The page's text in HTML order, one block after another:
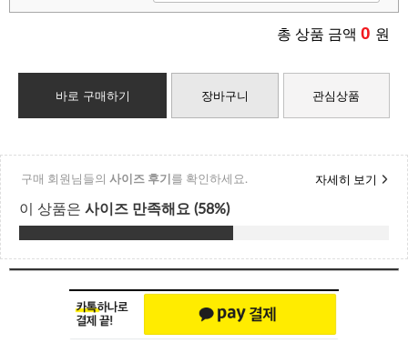
총 상품 금액 0 원
바로 구매하기 장바구니 관심상품